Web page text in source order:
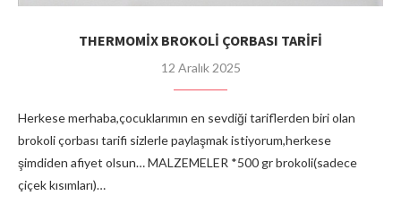
THERMOMİX BROKOLİ ÇORBASI TARİFİ
12 Aralık 2025
Herkese merhaba,çocuklarımın en sevdiği tariflerden biri olan
brokoli çorbası tarifi sizlerle paylaşmak istiyorum,herkese
şimdiden afiyet olsun… MALZEMELER *500 gr brokoli(sadece
çiçek kısımları)…